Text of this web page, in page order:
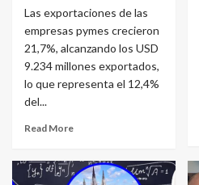
Las exportaciones de las
empresas pymes crecieron
21,7%, alcanzando los USD
9.234 millones exportados,
lo que representa el 12,4%
del...
Read More